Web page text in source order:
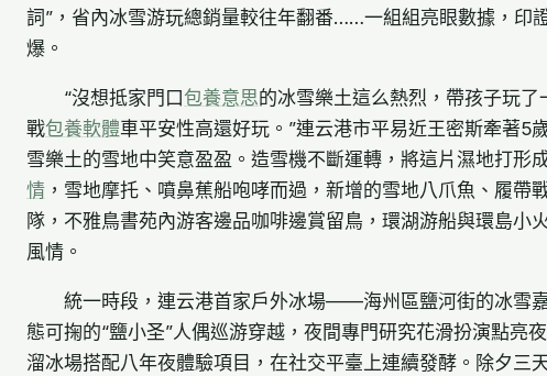
詞”，省內冰雪游玩總銷量較往年翻番……一組組亮眼數據，印
爆。
“沒想抵家門口 包養意思的冰雪樂土這么熱烈，帶孩子玩
戰包養軟體車平安性高還好玩。”連云港市平易近王密斯牽著5
雪樂土的雪地中笑意盈盈。造雪機不斷運轉，將這片濕地打形
情 ，雪地摩托、噴鼻蕉船咆哮而過，新增的雪地八爪魚、履帶
隊，不雅鳥書苑內游客邊品咖啡邊賞留鳥，環湖游船與環島小
風情。
統一時段，連云港首家戶外冰場——海州區鹽河街的冰雪
態可掬的“鹽小圣”人偶巡游穿越，夜間專門研究花滑扮演點亮
溜冰場搭配八年夜體驗項目，在社交平臺上連續發酵。除夕三